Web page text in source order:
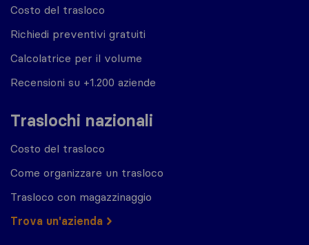
Costo del trasloco
Richiedi preventivi gratuiti
Calcolatrice per il volume
Recensioni su +1.200 aziende
Traslochi nazionali
Costo del trasloco
Come organizzare un trasloco
Trasloco con magazzinaggio
Trova un'azienda